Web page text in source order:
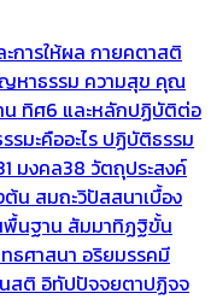
การให้ผล กายคตาสติ
หาธรรม ความสุข คุณ
น ทิศ6 และหลักปฏิบัติต่อ
รมะคืออะไร ปฏิบัติธรรม
มงคล38 วัตถุประสงค์
ต้น สมถะวิปัสสนาเบื้อง
นฐาน สัมมาทิฏฐิขั้น
ธศาสนา อริยมรรคมี
สติ อิทัปปัจจยตาปฏิจจ